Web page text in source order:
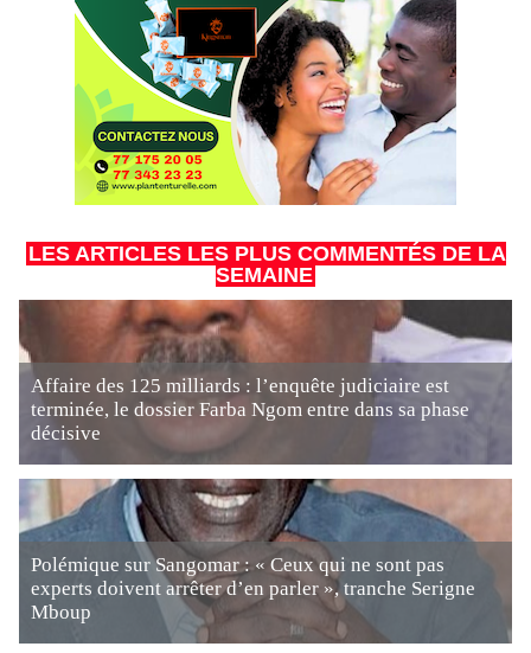
LES ARTICLES LES PLUS COMMENTÉS DE LA
SEMAINE
Affaire des 125 milliards : l’enquête judiciaire est
terminée, le dossier Farba Ngom entre dans sa phase
décisive
Polémique sur Sangomar : « Ceux qui ne sont pas
experts doivent arrêter d’en parler », tranche Serigne
Mboup